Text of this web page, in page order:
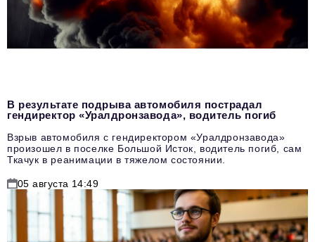
В результате подрыва автомобиля пострадал
гендиректор «Уралдронзавода», водитель погиб
Взрыв автомобиля с гендиректором «Уралдронзавода»
произошел в поселке Большой Исток, водитель погиб, сам
Ткачук в реанимации в тяжелом состоянии.
05 августа 14:49